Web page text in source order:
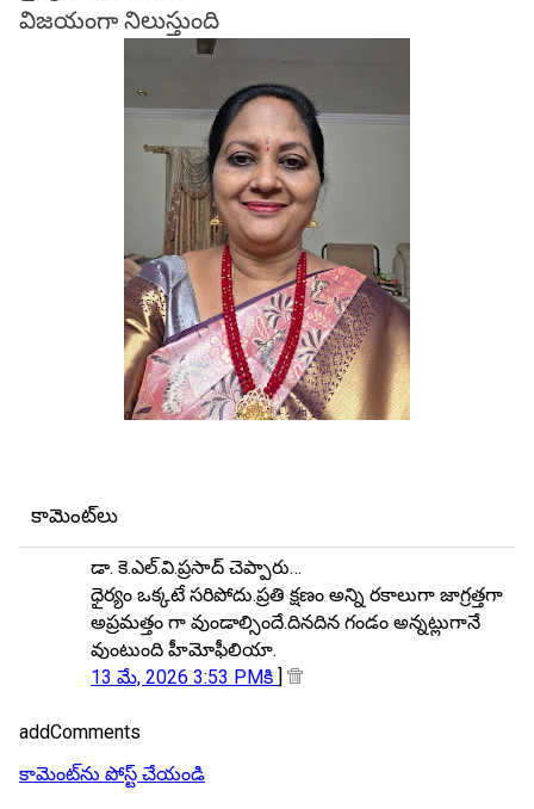
విజయంగా నిలుస్తుంది
కామెంట్‌లు
డా. కె.ఎల్.వి.ప్రసాద్ చెప్పారు…
ధైర్యం ఒక్కటే సరిపోదు.ప్రతి క్షణం అన్ని రకాలుగా జాగ్రత్తగా
అప్రమత్తం గా వుండాల్సిందే.దినదిన గండం అన్నట్లుగానే
వుంటుంది హీమోఫీలియా.
13 మే, 2026 3:53 PMకి ]
addComments
కామెంట్‌ను పోస్ట్ చేయండి